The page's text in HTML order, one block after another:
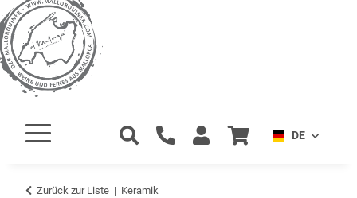
DE
Zurück zur Liste Keramik